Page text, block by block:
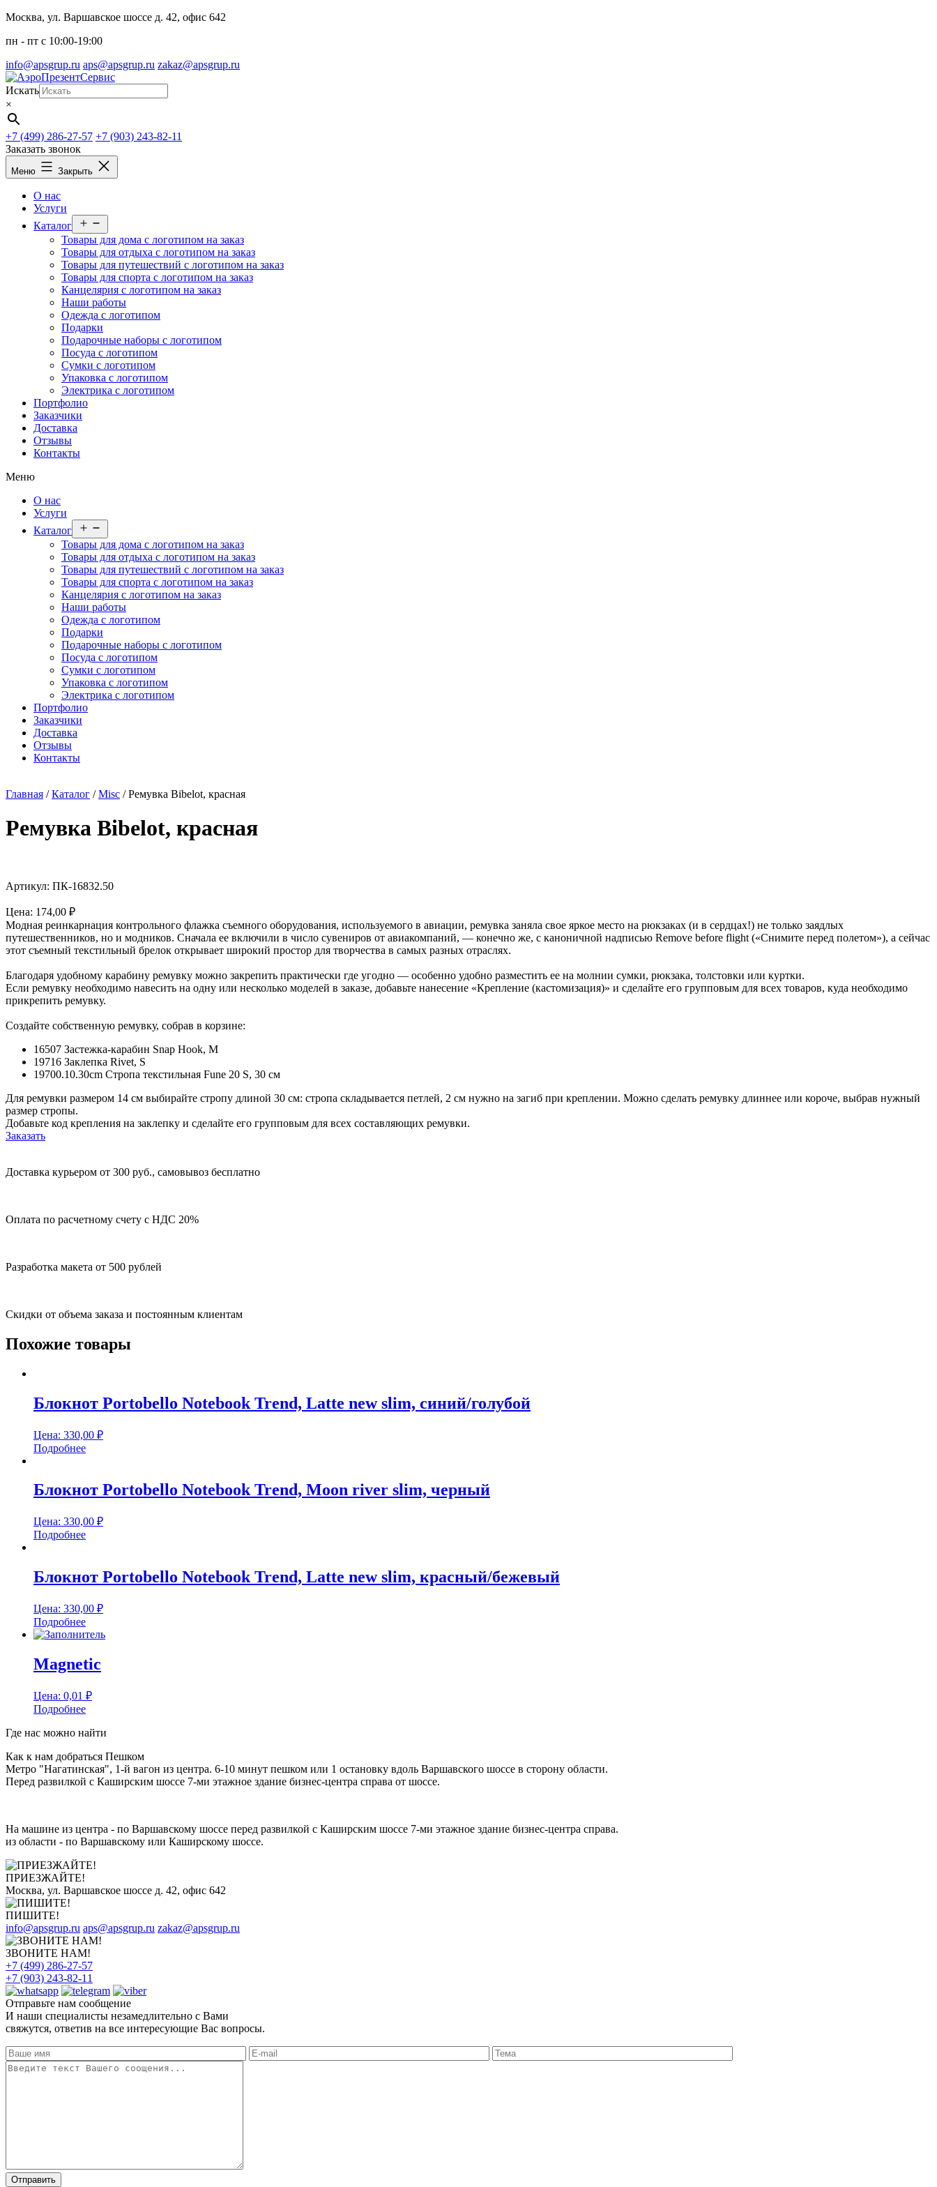
Перейти
содержимому
Москва, ул. Варшавское шоссе д. 42, офис 642
пн - пт c 10:00-19:00
info@apsgrup.ru aps@apsgrup.ru zakaz@apsgrup.ru
Искать
×
+7 (499) 286-27-57 +7 (903) 243-82-11
Заказать звонок
Меню Закрыть
О нас
Услуги
Каталог
меню
Товары для дома с логотипом на заказ
Товары для отдыха с логотипом на заказ
Товары для путешествий с логотипом на заказ
Товары для спорта с логотипом на заказ
Канцелярия с логотипом на заказ
Наши работы
Одежда с логотипом
Подарки
Подарочные наборы с логотипом
Посуда с логотипом
Сумки с логотипом
Упаковка с логотипом
Электрика с логотипом
Портфолио
Заказчики
Доставка
Отзывы
Контакты
Меню
О нас
Услуги
Каталог
меню
Товары для дома с логотипом на заказ
Товары для отдыха с логотипом на заказ
Товары для путешествий с логотипом на заказ
Товары для спорта с логотипом на заказ
Канцелярия с логотипом на заказ
Наши работы
Одежда с логотипом
Подарки
Подарочные наборы с логотипом
Посуда с логотипом
Сумки с логотипом
Упаковка с логотипом
Электрика с логотипом
Портфолио
Заказчики
Доставка
Отзывы
Контакты
Главная /Каталог /Misc / Ремувка Bibelot, красная
Ремувка Bibelot, красная
Артикул: ПК-16832.50
Цена: 174,00 ₽
Модная реинкарнация контрольного флажка съемного оборудования, используемого в авиации, ремувка заняла свое яркое место на рюкзаках (и в сердцах!) не только заядлых
путешественников, но и модников. Сначала ее включили в число сувениров от авиакомпаний, — конечно же, с каноничной надписью Remove before flight («Снимите перед полетом»), а сейчас
этот съемный текстильный брелок открывает широкий простор для творчества в самых разных отраслях.
Благодаря удобному карабину ремувку можно закрепить практически где угодно — особенно удобно разместить ее на молнии сумки, рюкзака, толстовки или куртки.
Если ремувку необходимо навесить на одну или несколько моделей в заказе, добавьте нанесение «Крепление (кастомизация)» и сделайте его групповым для всех товаров, куда необходимо
прикрепить ремувку.
Создайте собственную ремувку, собрав в корзине:
16507 Застежка-карабин Snap Hook, M
19716 Заклепка Rivet, S
19700.10.30cm Стропа текстильная Fune 20 S, 30 см
Для ремувки размером 14 см выбирайте стропу длиной 30 см: стропа складывается петлей, 2 см нужно на загиб при креплении. Можно сделать ремувку длиннее или короче, выбрав нужный
размер стропы.
Добавьте код крепления на заклепку и сделайте его групповым для всех составляющих ремувки.
Заказать
Доставка курьером от 300 руб., самовывоз бесплатно
Оплата по расчетному счету с НДС 20%
Разработка макета от 500 рублей
Скидки от объема заказа и постоянным клиентам
Похожие товары
Блокнот Portobello Notebook Trend, Latte new slim, синий/голубой
Цена: 330,00 ₽
Подробнее
Блокнот Portobello Notebook Trend, Moon river slim, черный
Цена: 330,00 ₽
Подробнее
Блокнот Portobello Notebook Trend, Latte new slim, красный/бежевый
Цена: 330,00 ₽
Подробнее
Magnetic
Цена: 0,01 ₽
Подробнее
Где нас можно найти
Как к нам добраться Пешком
Метро "Нагатинская", 1-й вагон из центра. 6-10 минут пешком или 1 остановку вдоль Варшавского шоссе в сторону области.
Перед развилкой с Каширским шоссе 7-ми этажное здание бизнес-центра справа от шоссе.
На машине из центра - по Варшавскому шоссе перед развилкой с Каширским шоссе 7-ми этажное здание бизнес-центра справа.
из области - по Варшавскому или Каширскому шоссе.
ПРИЕЗЖАЙТЕ!
Москва, ул. Варшавское шоссе д. 42, офис 642
ПИШИТЕ!
info@apsgrup.ru aps@apsgrup.ru zakaz@apsgrup.ru
ЗВОНИТЕ НАМ!
+7 (499) 286-27-57
+7 (903) 243-82-11
Отправьте нам сообщение
И наши специалисты незамедлительно с Вами
свяжутся, ответив на все интересующие Вас вопросы.